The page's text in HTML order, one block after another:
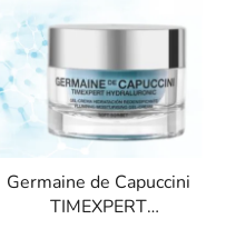
Germaine de Capuccini
TIMEXPERT